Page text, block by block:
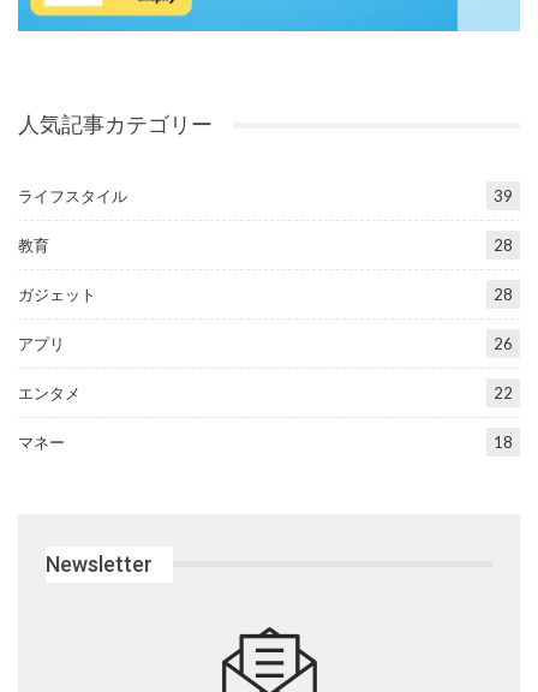
人気記事カテゴリー
ライフスタイル 39
教育 28
ガジェット 28
アプリ 26
エンタメ 22
マネー 18
Newsletter